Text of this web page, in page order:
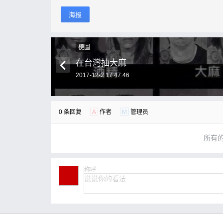
海报
梗圖
在台灣抽大麻
2017-12-2 17:47:46
0 条回复 A 作者 M 管理员
所有